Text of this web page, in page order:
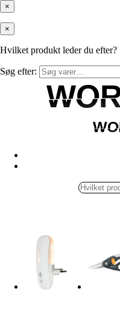
×
×
Hvilket produkt leder du efter?
Søg efter: